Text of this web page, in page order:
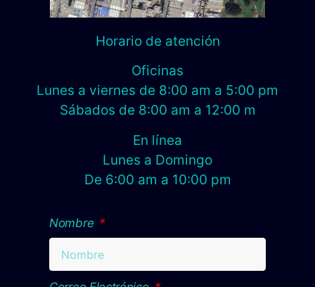
Horario de atención
Oficinas
Lunes a viernes de 8:00 am a 5:00 pm
Sábados de 8:00 am a 12:00 m
En línea
Lunes a Domingo
De 6:00 am a 10:00 pm
Nombre